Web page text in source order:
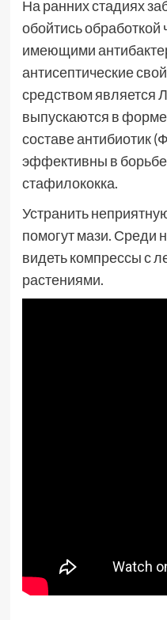
На ранних стадиях
обойтись
имеющими
антисептические
средством является
выпускаются в
составе антибиотик
эффективны в
стафилококка.
Устранить
помогут мази. Среди
видеть компрессы с
растениями.